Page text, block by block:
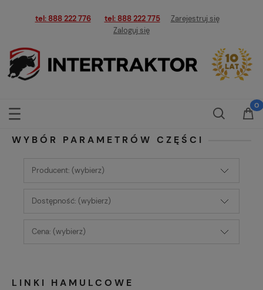
tel: 888 222 776 tel: 888 222 775
Zarejestruj się
Zaloguj się
WYBÓR PARAMETRÓW CZĘŚCI
Producent: (wybierz)
Dostępność: (wybierz)
Cena: (wybierz)
LINKI HAMULCOWE